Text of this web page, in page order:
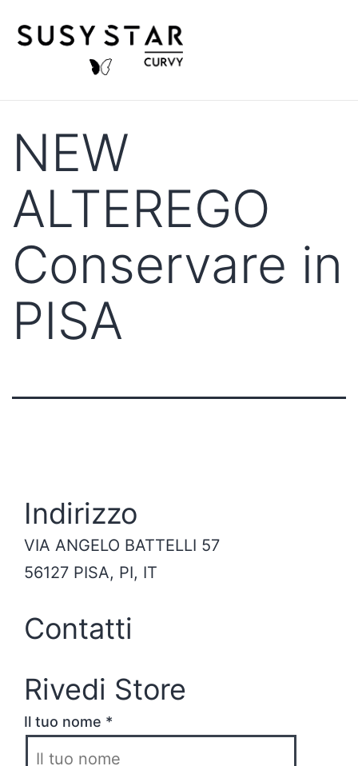
NEW
ALTEREGO
Conservare in
PISA
Indirizzo
VIA ANGELO BATTELLI 57
56127 PISA, PI, IT
Contatti
Rivedi Store
Il tuo nome *